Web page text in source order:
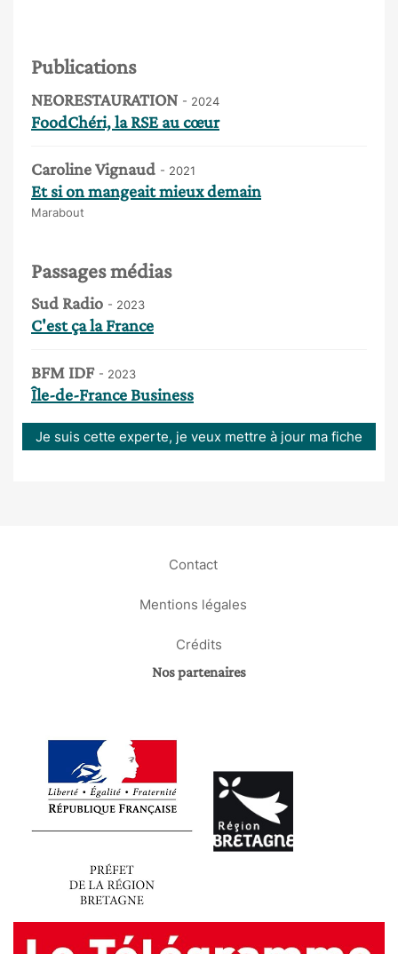
Publications
NEORESTAURATION - 2024
FoodChéri, la RSE au cœur
Caroline Vignaud - 2021
Et si on mangeait mieux demain
Marabout
Passages médias
Sud Radio - 2023
C'est ça la France
BFM IDF - 2023
Île-de-France Business
Je suis cette experte, je veux mettre à jour ma fiche
Contact
Mentions légales
Crédits
Nos partenaires